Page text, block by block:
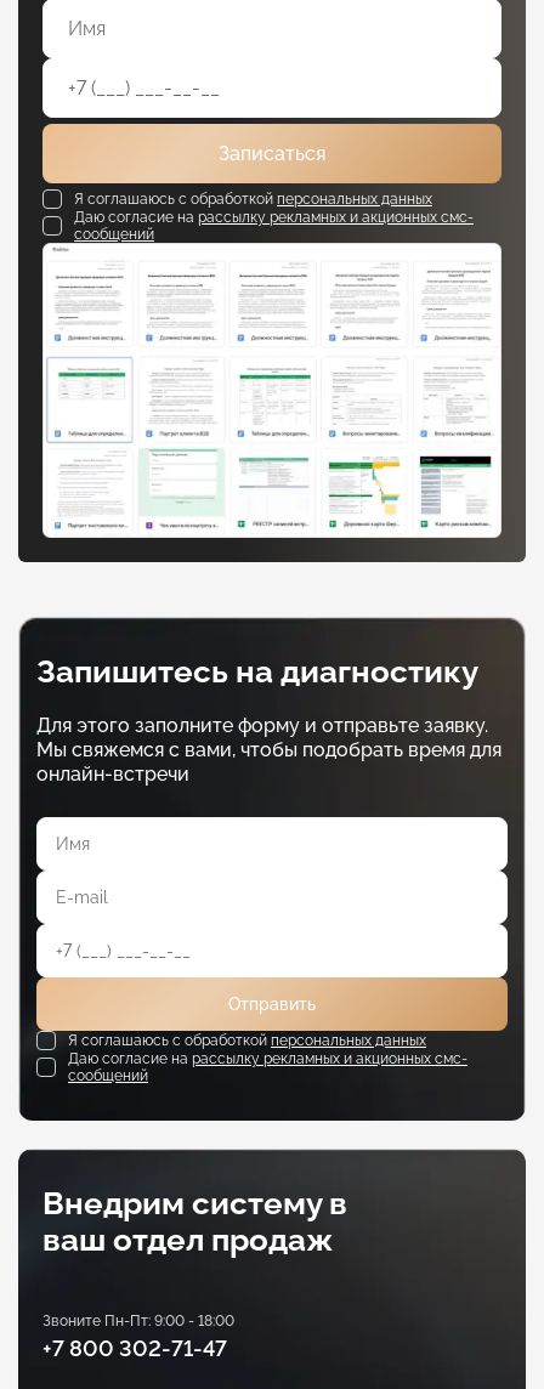
Записаться
Я соглашаюсь с обработкой персональных данных
Даю согласие на рассылку рекламных и акционных смс-
сообщений
Запишитесь на диагностику
Для этого заполните форму и отправьте заявку.
Мы свяжемся с вами, чтобы подобрать время для
онлайн-встречи
Отправить
Я соглашаюсь с обработкой персональных данных
Даю согласие на рассылку рекламных и акционных смс-
сообщений
Внедрим систему в
ваш отдел продаж
Звоните Пн-Пт: 9:00 - 18:00
+7 800 302-71-47